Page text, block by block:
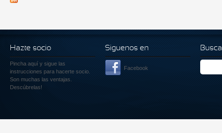
Hazte socio
Pincha aquí y sigue las
instrucciones para hacerte socio.
Son muchas las ventajas.
Descúbrelas!
Siguenos en
Facebook